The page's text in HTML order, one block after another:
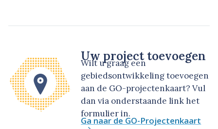
Uw project toevoegen
Wilt u graag een
gebiedsontwikkeling toevoegen
aan de GO-projectenkaart? Vul
dan via onderstaande link het
formulier in.
Ga naar de GO-Projectenkaart